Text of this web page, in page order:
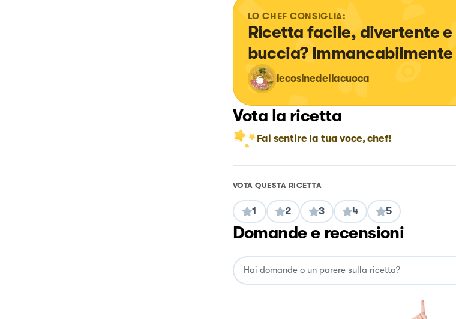
LO CHEF CONSIGLIA:
Ricetta facile, divertente e
buccia?
lecosinedellacuoca
Vota la ricetta
Fai sentire la tua voce, chef!
VOTA QUESTA RICETTA
1 2 3 4 5
Domande e recensioni